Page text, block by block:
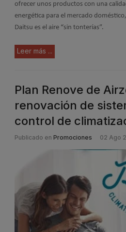
ofrecer unos productos con una
energética para el mercado
Daitsu es el aire “sin tonterías”.
Leer más ...
Plan Renove de
renovación de
control de
Publicado en Promociones 02 Ago